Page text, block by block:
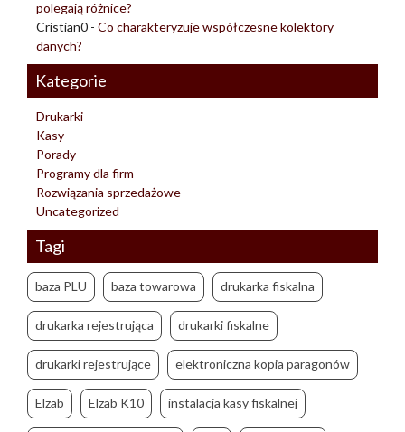
polegają różnice?
Cristian0 - Co charakteryzuje współczesne kolektory
danych?
Kategorie
Drukarki
Kasy
Porady
Programy dla firm
Rozwiązania sprzedażowe
Uncategorized
Tagi
baza PLU baza towarowa drukarka fiskalna
drukarka rejestrująca drukarki fiskalne
drukarki rejestrujące elektroniczna kopia paragonów
Elzab Elzab K10 instalacja kasy fiskalnej